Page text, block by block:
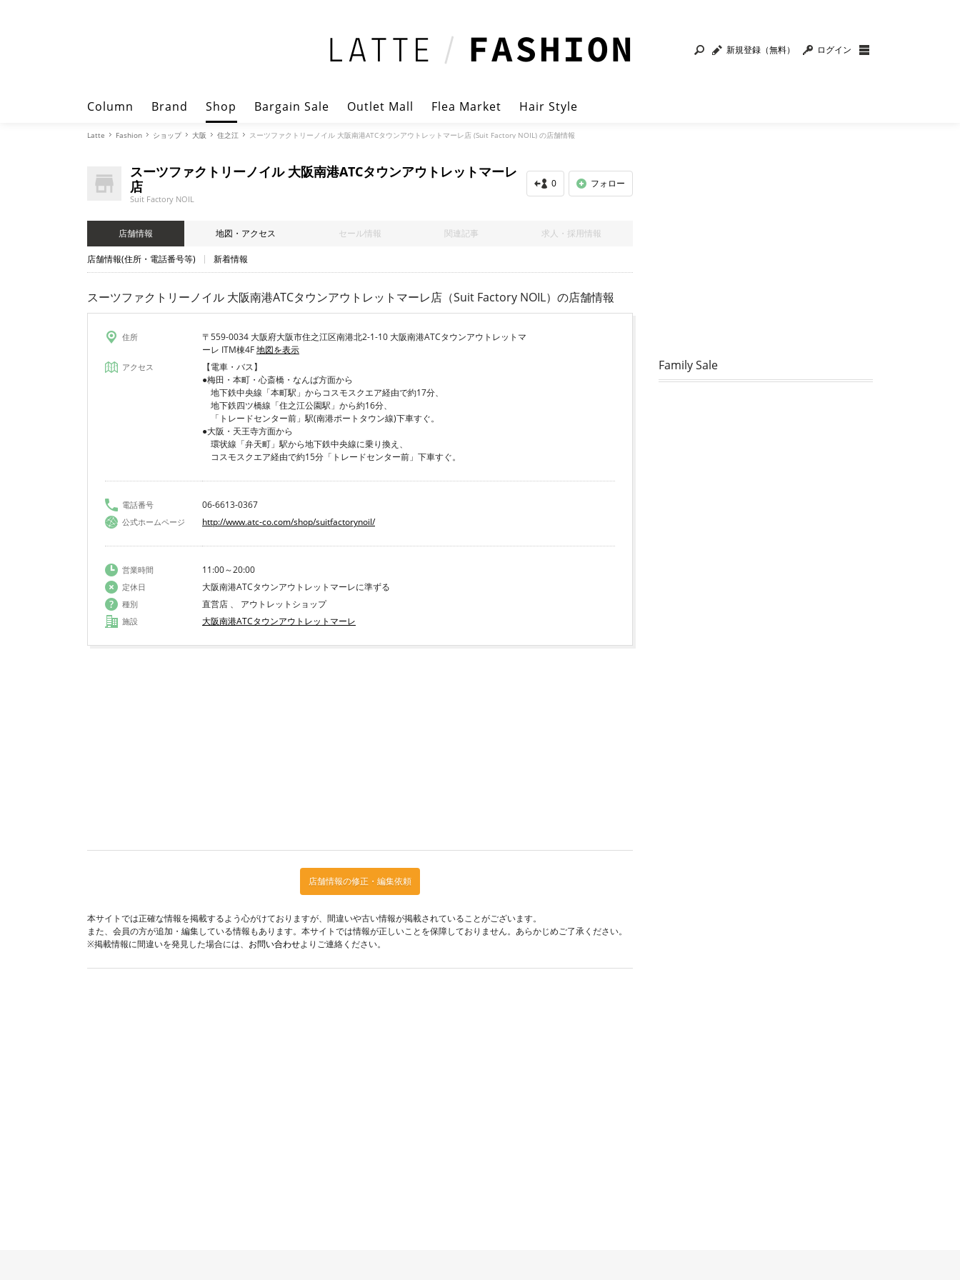
新規登録（無料） ログイン
Column Brand Shop Bargain Sale Outlet Mall Flea Market Hair Style
Latte Fashion ショップ 大阪 住之江 スーツファクトリーノイル 大阪南港ATCタウンアウトレットマーレ店 (Suit Factory NOIL) の店舗情報
スーツファクトリーノイル 大阪南港ATCタウンアウトレットマーレ
店
Suit Factory NOIL
0 フォロー
店舗情報 地図・アクセス セール情報 関連記事 求人・採用情報
店舗情報(住所・電話番号等) 新着情報
スーツファクトリーノイル 大阪南港ATCタウンアウトレットマーレ店（Suit Factory NOIL） の店舗情報
住所
〒559-0034 大阪府大阪市住之江区南港北2-1-10 大阪南港ATCタウンアウトレットマ
ーレ ITM棟4F地図を表示
アクセス
【電車・バス】
●梅田・本町・心斎橋・なんば方面から
地下鉄中央線「本町駅」からコスモスクエア経由で約17分、
地下鉄四ツ橋線「住之江公園駅」から約16分、
「トレードセンター前」駅(南港ポートタウン線)下車すぐ。
●大阪・天王寺方面から
環状線「弁天町」駅から地下鉄中央線に乗り換え、
コスモスクエア経由で約15分「トレードセンター前」下車すぐ。
電話番号 06-6613-0367
公式ホームページ http://www.atc-co.com/shop/suitfactorynoil/
営業時間 11:00～20:00
定休日 大阪南港ATCタウンアウトレットマーレに準ずる
種別 直営店 、 アウトレットショップ
施設 大阪南港ATCタウンアウトレットマーレ
店舗情報の修正・編集依頼
本サイトでは正確な情報を掲載するよう心がけておりますが、間違いや古い情報が掲載されていることがございます。
また、会員の方が追加・編集している情報もあります。本サイトでは情報が正しいことを保障しておりません。あらかじめご了承ください。
※掲載情報に間違いを発見した場合には、 お問い合わせよりご連絡ください。
Family Sale